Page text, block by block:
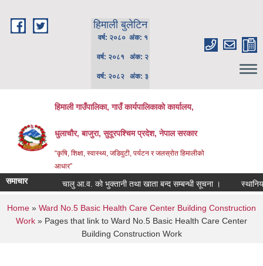
हिमाली बुलेटिन
वर्ष: २०८० अंक: १
वर्ष: २०८१ अंक: २
वर्ष: २०८२ अंक: ३
हिमाली गाउँपालिका, गाउँ कार्यपालिकाकाे कार्यालय,
धुलाचौर, बाजुरा, सुदूरपश्चिम प्रदेश, नेपाल सरकार
“कृषि, शिक्षा, स्वास्थ्य, जडिवुटी, पर्यटन र जलस्रोत हिमालीको
आधार”
समाचार चालु आ.व. को भुक्तानी तथा खाता बन्द सम्बन्धी सूचना । स्थानिय
You are here
Home » Ward No.5 Basic Health Care Center Building Construction
Work » Pages that link to Ward No.5 Basic Health Care Center
Building Construction Work